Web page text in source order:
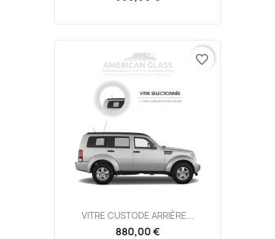
VITRE CUSTODE ARRIÈRE...
880,00 €
favorite_border